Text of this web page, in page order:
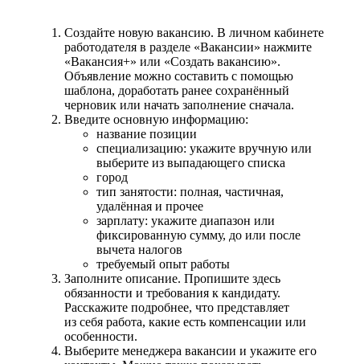
Создайте новую вакансию. В личном кабинете
работодателя в разделе «Вакансии» нажмите
«Вакансия+» или «Создать вакансию».
Объявление можно составить с помощью
шаблона, доработать ранее сохранённый
черновик или начать заполнение сначала.
Введите основную информацию:
название позиции
специализацию: укажите вручную или
выберите из выпадающего списка
город
тип занятости: полная, частичная,
удалённая и прочее
зарплату: укажите диапазон или
фиксированную сумму, до или после
вычета налогов
требуемый опыт работы
Заполните описание. Пропишите здесь
обязанности и требования к кандидату.
Расскажите подробнее, что представляет
из себя работа, какие есть компенсации или
особенности.
Выберите менеджера вакансии и укажите его